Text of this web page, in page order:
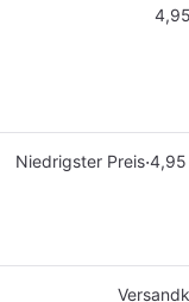
Niedrigster Preis·4,95